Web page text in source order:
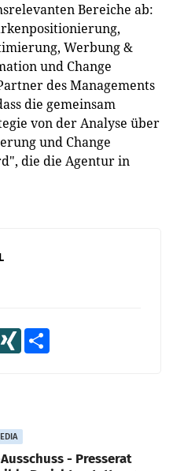
Bereiche ab:
Werbung &
und Change
des Managements
die gemeinsam
von der Analyse über
und Change
die die Agentur in
XING
- Presserat